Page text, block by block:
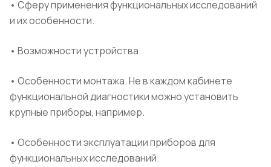
• Сферу применения функциональных исследований
и их особенности.
• Возможности устройства.
• Особенности монтажа.Не в каждом кабинете
функциональной диагностики можно установить
крупные приборы, например.
• Особенности эксплуатации приборов для
функциональных исследований.